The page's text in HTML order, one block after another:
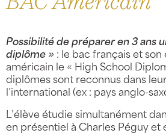
Possibilité de préparer en 3 ans
diplôme » : le bac français et
américain le « High School
diplômes sont reconnus dans
l’international (ex : pays anglo-
L’élève étudie simultanément
en présentiel à Charles Péguy et